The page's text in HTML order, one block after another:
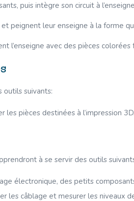
puis intègre son circuit à
peignent leur enseigne à la forme
l’enseigne avec des pièces colorées
outils suivants:
les pièces destinées à l’impression 3D.
à se servir des outils
électronique, des petits
les câblage et mesurer les niveaux